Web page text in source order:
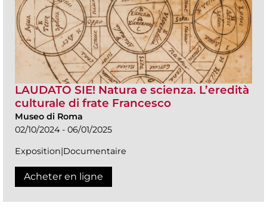
LAUDATO SIE! Natura e scienza. L’eredità
culturale di frate Francesco
Museo di Roma
02/10/2024 - 06/01/2025
Exposition|Documentaire
Acheter en ligne